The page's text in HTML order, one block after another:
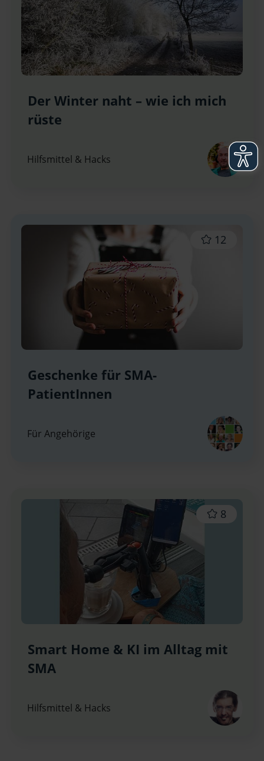
Der Winter naht – wie ich mich
rüste
Hilfsmittel & Hacks
12
Geschenke für SMA-
PatientInnen
Für Angehörige
8
Smart Home & KI im Alltag mit
SMA
Hilfsmittel & Hacks